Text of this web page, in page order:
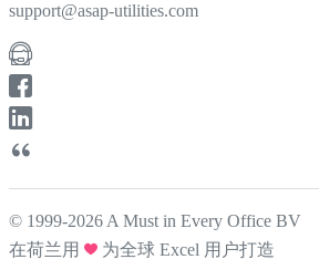
support@asap-utilities.com
© 1999-2026 A Must in Every Office BV
在荷兰用
为全球 Excel 用户打造